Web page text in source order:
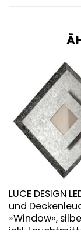
LUCE DESIGN
und
»Window«,
inkl.